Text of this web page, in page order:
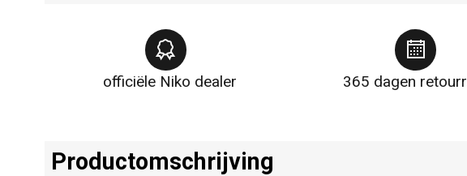
officiële Niko dealer 365 dagen
Productomschrijving